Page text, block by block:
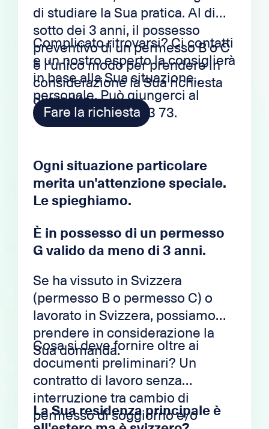
di studiare la Sua pratica. Al di
sotto dei 3 anni, il possesso
preventivo di un permesso B o C
è l'unico modo per prendere in
considerazione la Sua richiesta
di credito.
Complicato ritrovarsi? Ci contatti
e un nostro esperto la consiglierà
in base alla Sua situazione
personale. Può giungerci al
numero: 091 228 03 73.
Fare la richiesta
Ogni situazione particolare
merita un'attenzione speciale.
Le spieghiamo.
È in possesso di un permesso
G valido da meno di 3 anni.
Se ha vissuto in Svizzera
(permesso B o permesso C) o
lavorato in Svizzera, possiamo
prendere in considerazione la
Sua domanda.
Cosa si deve fornire oltre ai
documenti preliminari? Un
contratto di lavoro senza
interruzione tra cambio di
permesso di soggiorno e/o
La Sua residenza principale è